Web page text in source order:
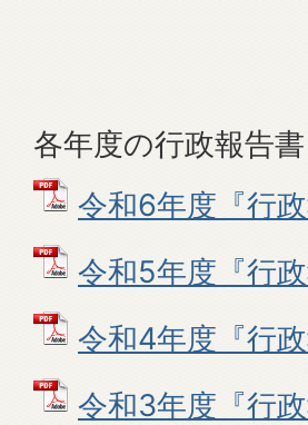
各年度の行政報告
令和6年度『行
令和5年度『行
令和4年度『行
令和3年度『行